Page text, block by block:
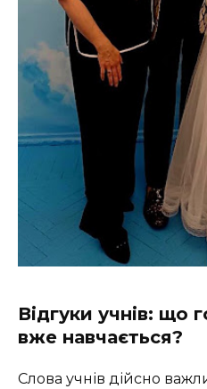
Відгуки учнів: що
вже навчається?
Слова учнів дійсно